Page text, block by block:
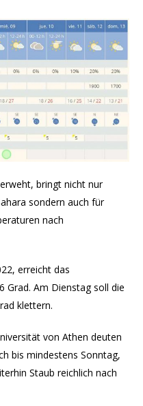
bringt nicht nur
sondern auch für
nach
erreicht das
Am Dienstag soll die
klettern.
von Athen deuten
bis mindestens Sonntag,
Staub reichlich nach